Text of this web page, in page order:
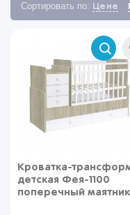
Сортировать по: Цене
Кроватка-
детская Фея-1100
поперечный маятник